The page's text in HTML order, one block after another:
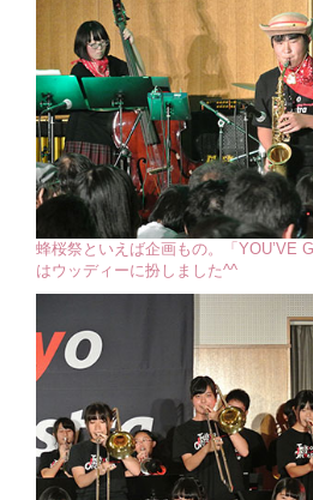
蜂桜祭といえば企画もの。「YOU’VE
はウッディーに扮しました^^